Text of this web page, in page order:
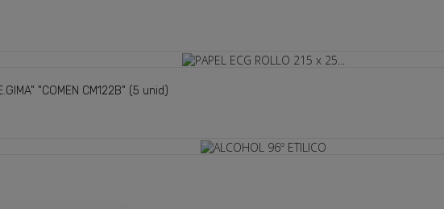
"COMEN CM122B" (5 unid)